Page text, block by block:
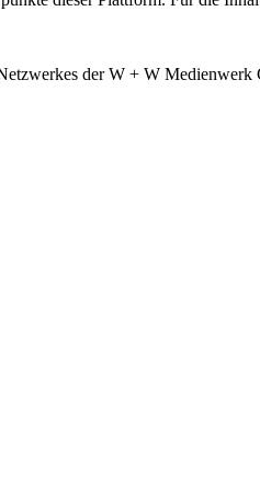
der W + W Medienwerk